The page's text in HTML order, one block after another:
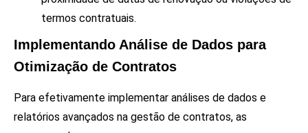
termos contratuais.
Implementando Análise de Dados para
Otimização de Contratos
Para efetivamente implementar análises de dados e
relatórios avançados na gestão de contratos, as